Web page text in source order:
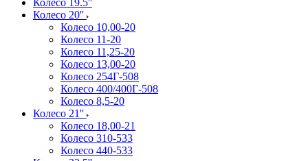
Колесо 19.5''
Колесо 20''
Колесо 10,00-20
Колесо 11-20
Колесо 11,25-20
Колесо 13,00-20
Колесо 254Г-508
Колесо 400/400Г-508
Колесо 8,5-20
Колесо 21''
Колесо 18,00-21
Колесо 310-533
Колесо 440-533